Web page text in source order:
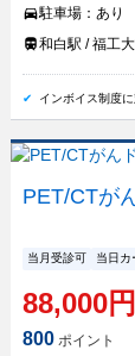
駐車場： あり
和白駅 / 福工
インボイス制度
PET/CTが
当月受診可 当日カ
88,000円
800ポイント